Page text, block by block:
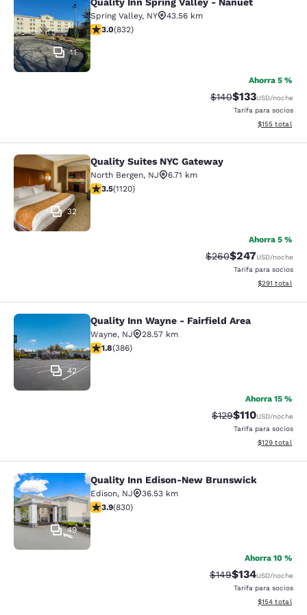
Quality Inn Spring Valley - Nanuet
11
Spring Valley, NY
43.56 km
Calificación de 3 estrellas. Razonable. 832 reseñas
3.0(832)
Ahorra 5 %
Tarifa tachada:
$140Tarifa reducida:
$133USD/noche
Tarifa para socios
Ver detalles
$155 total
Quality Suites NYC Gateway
32
Quality Suites NYC Gateway
North Bergen, NJ
6.71 km
Calificación de 3.54 estrellas. Bueno. 1120 reseñas
3.5(1120)
Ahorra 5 %
Tarifa tachada:
$260Tarifa reducida:
$247USD/noche
Tarifa para socios
Ver detalles
$291 total
Quality Inn Wayne - Fairfield Area
42
Quality Inn Wayne - Fairfield Area
Wayne, NJ
28.57 km
Calificación de 1.75 estrellas. Razonable. 386 reseñas
1.8(386)
Ahorra 15 %
Tarifa tachada:
$129Tarifa reducida:
$110USD/noche
Tarifa para socios
Ver detalles
$129 total
Quality Inn Edison-New Brunswick
49
Quality Inn Edison-New Brunswick
Edison, NJ
36.53 km
Calificación de 3.89 estrellas. Bueno. 830 reseñas
3.9(830)
Ahorra 10 %
Tarifa tachada:
$149Tarifa reducida:
$134USD/noche
Tarifa para socios
Ver detalles
$154 total